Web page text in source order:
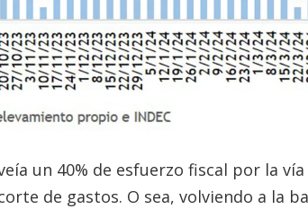
un 40% de esfuerzo fiscal por la
de gastos. O sea, volviendo a la